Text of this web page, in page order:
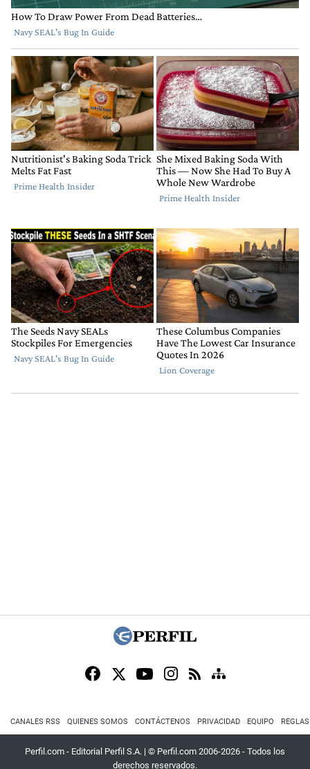
CANALES RSS QUIENES SOMOS CONTÁCTENOS PRIVACIDAD EQUIPO
Perfil.com - Editorial Perfil S.A. | © Perfil.com 2006-2026 - Todos los
derechos reservados.